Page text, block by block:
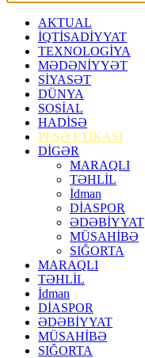
AKTUAL
İQTİSADİYYAT
TEXNOLOGİYA
MƏDƏNİYYƏT
SİYASƏT
DÜNYA
SOSİAL
HADİSƏ
PEŞƏ ETİKASI
DİGƏR
MARAQLI
TƏHLİL
İdman
DİASPOR
ƏDƏBİYYAT
MÜSAHİBƏ
SIĞORTA
MARAQLI
TƏHLİL
İdman
DİASPOR
ƏDƏBİYYAT
MÜSAHİBƏ
SIĞORTA